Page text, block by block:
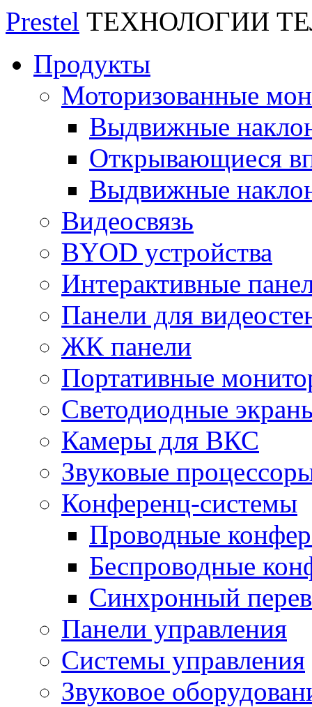
Prestel ТЕХНОЛОГИИ
Продукты
Моторизованные
Выдвижные
Открывающиеся
Выдвижные
Видеосвязь
BYOD устройства
Интерактивные
Панели для
ЖК панели
Портативные
Светодиодные
Камеры для ВКС
Звуковые
Конференц-системы
Проводные
Беспроводные
Синхронный
Панели управления
Системы управления
Звуковое